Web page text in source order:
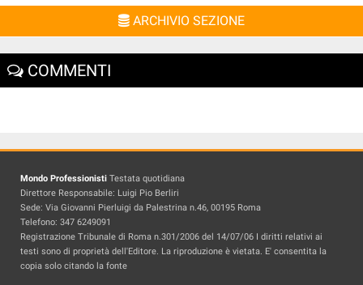
ARCHIVIO SEZIONE
COMMENTI
Mondo Professionisti Testata quotidiana
Direttore Responsabile: Luigi Pio Berliri
Sede: Via Giovanni Pierluigi da Palestrina n.46, 00195 Roma
Telefono: 347 6249091
Registrazione Tribunale di Roma n.301/2006 del 14/07/06 I diritti relativi ai
testi sono di proprietà dell'Editore. La riproduzione è vietata. E' consentita la
copia solo citando la fonte